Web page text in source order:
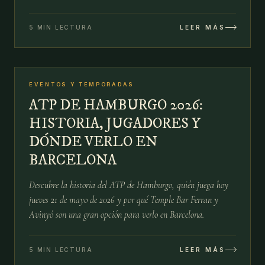
5 MIN LECTURA LEER MÁS
21 MAY
EVENTOS Y TEMPORADAS
ATP DE HAMBURGO 2026:
HISTORIA, JUGADORES Y
DÓNDE VERLO EN
BARCELONA
Descubre la historia del ATP de Hamburgo, quién juega hoy
jueves 21 de mayo de 2026 y por qué Temple Bar Ferran y
Avinyó son una gran opción para verlo en Barcelona.
5 MIN LECTURA LEER MÁS